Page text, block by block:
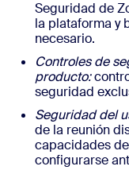
Seguridad de
la plataforma y
necesario.
Controles de
producto:
seguridad
Seguridad del
de la reunión
capacidades
configurarse